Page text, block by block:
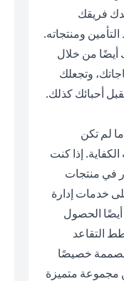
ومنتجاته.
من خلال
وتجعلك
كذلك.
تكن
إذا كنت
منتجات
إدارة
الحصول
خصيصًا
متميزة